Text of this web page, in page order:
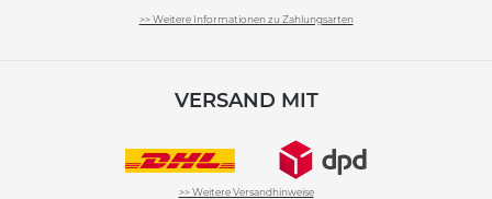
>> Weitere Informationen zu Zahlungsarten
VERSAND MIT
>> Weitere Versandhinweise